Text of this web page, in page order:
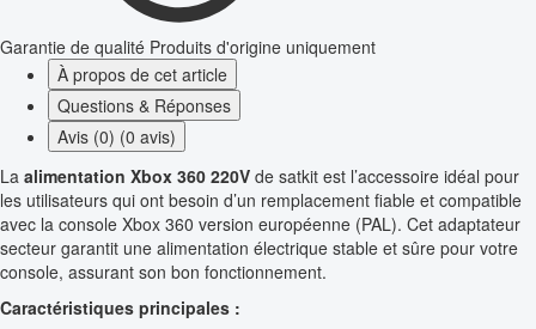
Garantie de qualité Produits d'origine uniquement
À propos de cet article
Questions & Réponses
Avis (0) (0 avis)
La alimentation Xbox 360 220V de satkit est l’accessoire idéal pour
les utilisateurs qui ont besoin d’un remplacement fiable et compatible
avec la console Xbox 360 version européenne (PAL). Cet adaptateur
secteur garantit une alimentation électrique stable et sûre pour votre
console, assurant son bon fonctionnement.
Caractéristiques principales :